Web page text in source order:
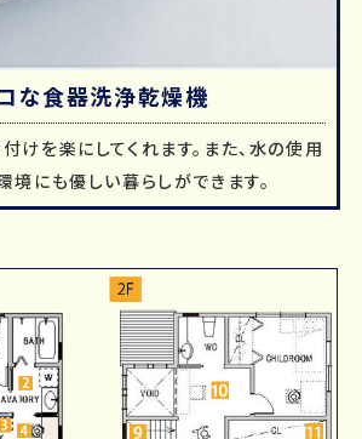
な食器洗浄乾燥機
けを楽にしてくれます。また、水の使用
境にも優しい暮らしができます。